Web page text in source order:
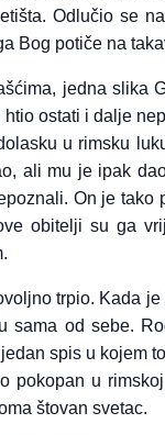
Odlučio se
Bog potiče na
jedna slika
ostati i dalje
u rimsku
ali mu je ipak
On je tako
obitelji su ga
trpio. Kada
sama od sebe.
spis u kojem
pokopan u
štovan svetac.